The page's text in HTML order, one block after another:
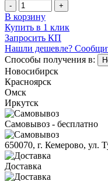
- +
В корзину
Купить в 1 клик
Запросить КП
Нашли дешевле?
Способы получения в:
Новосибирск
Красноярск
Омск
Иркутск
Самовывоз - бесплатно
650070, г. Кемерово, ул.
Доставка